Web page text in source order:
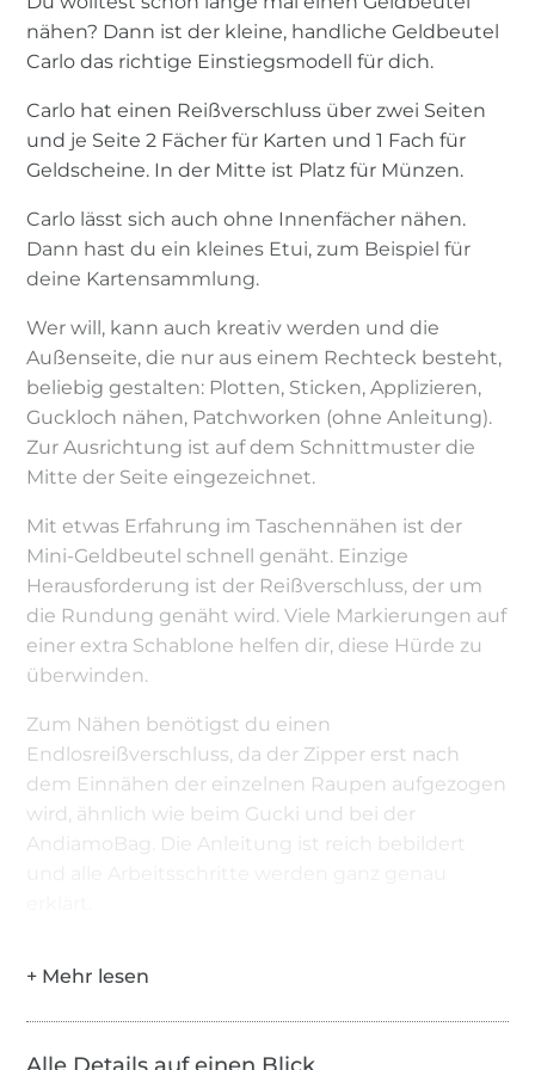
nähen? Dann ist der kleine, handliche Geldbeutel
Carlo das richtige Einstiegsmodell für dich.
Carlo hat einen Reißverschluss über zwei Seiten
und je Seite 2 Fächer für Karten und 1 Fach für
Geldscheine. In der Mitte ist Platz für Münzen.
Carlo lässt sich auch ohne Innenfächer nähen.
Dann hast du ein kleines Etui, zum Beispiel für
deine Kartensammlung.
Wer will, kann auch kreativ werden und die
Außenseite, die nur aus einem Rechteck besteht,
beliebig gestalten: Plotten, Sticken, Applizieren,
Guckloch nähen, Patchworken (ohne Anleitung).
Zur Ausrichtung ist auf dem Schnittmuster die
Mitte der Seite eingezeichnet.
Mit etwas Erfahrung im Taschennähen ist der
Mini-Geldbeutel schnell genäht. Einzige
Herausforderung ist der Reißverschluss, der um
die Rundung genäht wird. Viele Markierungen auf
einer extra Schablone helfen dir, diese Hürde zu
überwinden.
Zum Nähen benötigst du einen
Endlosreißverschluss, da der Zipper erst nach
dem Einnähen der einzelnen Raupen aufgezogen
wird, ähnlich wie beim Gucki und bei der
AndiamoBag. Die Anleitung ist reich bebildert